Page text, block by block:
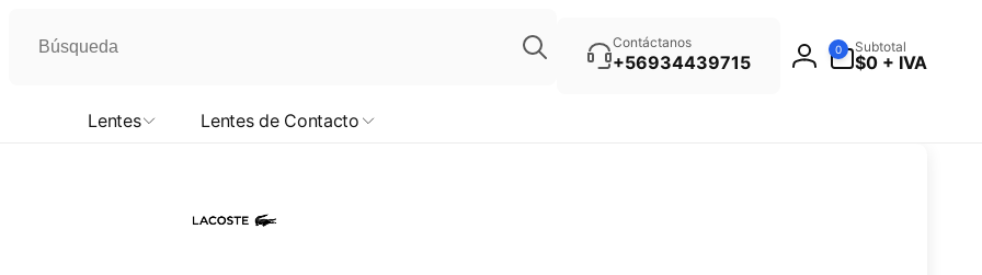
Contáctanos
+56934439715
0
artículos
Subtotal
$0 + IVA
Lentes Lentes de Contacto